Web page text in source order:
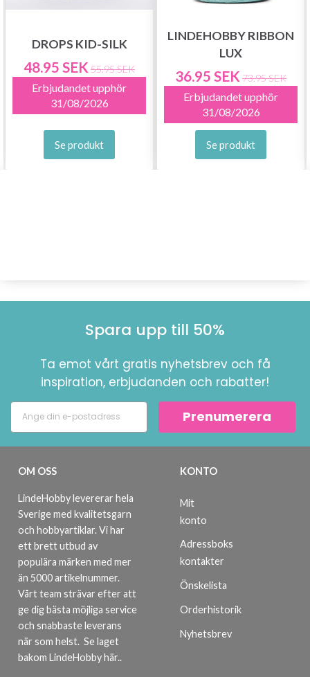
DROPS KID-SILK
48.95 SEK 55.95 SEK
Erbjudandet upphör
31/08/2026
Se produkt
LINDEHOBBY RIBBON
LUX
36.95 SEK 73.95 SEK
Erbjudandet upphör
31/08/2026
Se produkt
Spara upp till 50%
Ta emot vårt gratis nyhetsbrev och få
inspiration, erbjudanden och rabatter!
Prenumerera
OM OSS
LindeHobby levererar hela
Sverige med kvalitetsgarn
och hobbyartiklar. Vi har
ett brett utbud av
populära märken med mer
än 5000 artikelnummer.
Vårt team strävar efter att
ge dig bästa möjliga service
och snabbaste leverans
när som helst. Se laget
bakom LindeHobby här..
KONTO
Mit
konto
Adressboks
kontakter
Önskelista
Orderhistorik
Nyhetsbrev